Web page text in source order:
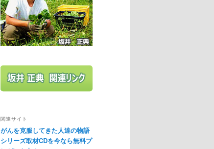
関連サイト
がんを克服してきた人達の物語
シリーズ取材CDを今なら無料プ